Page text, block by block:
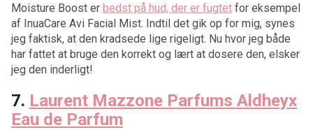
Moisture Boost er bedst på hud, der er fugtet for eksempel
af InuaCare Avi Facial Mist. Indtil det gik op for mig, synes
jeg faktisk, at den kradsede lige rigeligt. Nu hvor jeg både
har fattet at bruge den korrekt og lært at dosere den, elsker
jeg den inderligt!
7. Laurent Mazzone Parfums Aldheyx
Eau de Parfum